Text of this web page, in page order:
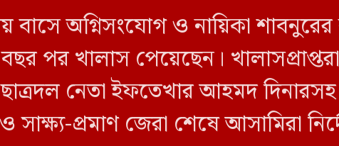
বাসে অগ্নিসংযোগ ও নায়িকা
পর খালাস পেয়েছেন।
নেতা ইফতেখার আহমদ
সাক্ষ্য-প্রমাণ জেরা শেষে আসামিরা